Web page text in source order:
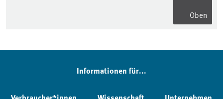
Oben
Informationen für...